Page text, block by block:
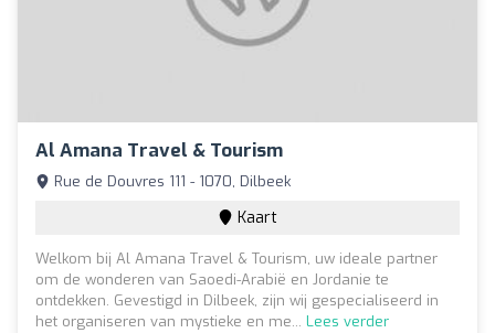
Al Amana Travel & Tourism
Rue de Douvres 111 - 1070, Dilbeek
Kaart
Welkom bij Al Amana Travel & Tourism, uw ideale partner
om de wonderen van Saoedi-Arabië en Jordanie te
ontdekken. Gevestigd in Dilbeek, zijn wij gespecialiseerd in
het organiseren van mystieke en me... Lees verder